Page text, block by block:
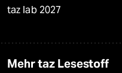
taz lab 2027
Mehr taz Lesestoff